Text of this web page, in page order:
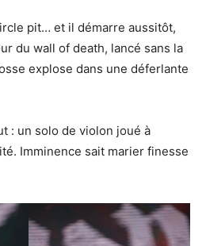
pit… et il démarre aussitôt,
du wall of death, lancé sans la
explose dans une déferlante
: un solo de violon joué à
Imminence sait marier finesse